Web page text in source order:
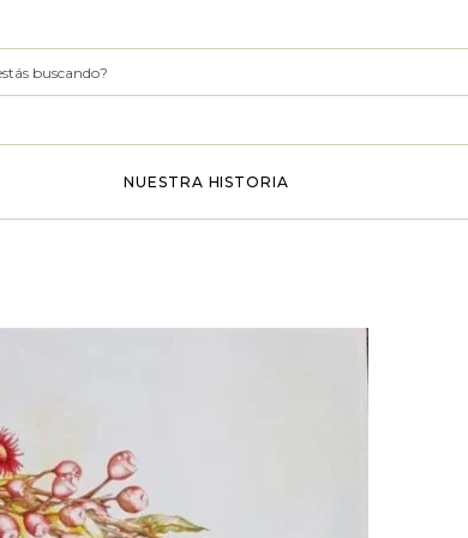
NUESTRA HISTORIA